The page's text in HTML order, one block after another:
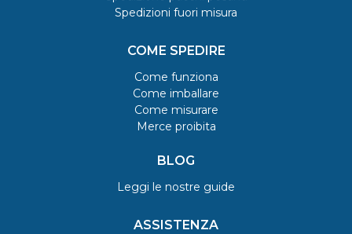
Spedizioni fuori misura
COME SPEDIRE
Come funziona
Come imballare
Come misurare
Merce proibita
BLOG
Leggi le nostre guide
ASSISTENZA